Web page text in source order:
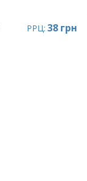
РРЦ: 38 грн